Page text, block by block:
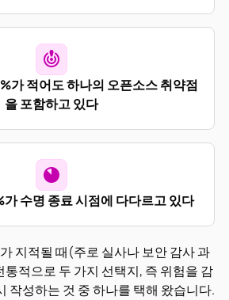
가 적어도 하나의 오픈소스 취약점
을 포함하고 있다
수명 종료 시점에 다다르고 있다
지적될 때(주로 실사나 보안 감사 과
적으로 두 가지 선택지, 즉 위험을 감
작성하는 것 중 하나를 택해 왔습니다.